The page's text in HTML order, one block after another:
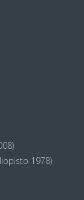
1978)